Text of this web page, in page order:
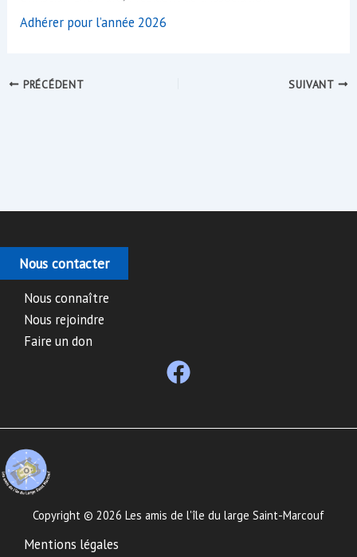
Adhérer pour l’année 2026
PRÉCÉDENT SUIVANT
Nous contacter
Nous connaître
Nous rejoindre
Faire un don
Copyright © 2026 Les amis de l'île du large Saint-Marcouf
Mentions légales